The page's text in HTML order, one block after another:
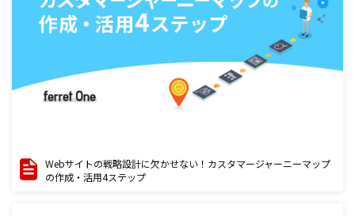
Webサイトの戦略設計に欠かせない！カスタマージャーニーマップ
の作成・活用4ステップ